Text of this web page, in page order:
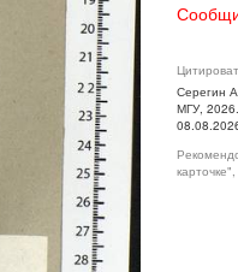
Серегин
МГУ,